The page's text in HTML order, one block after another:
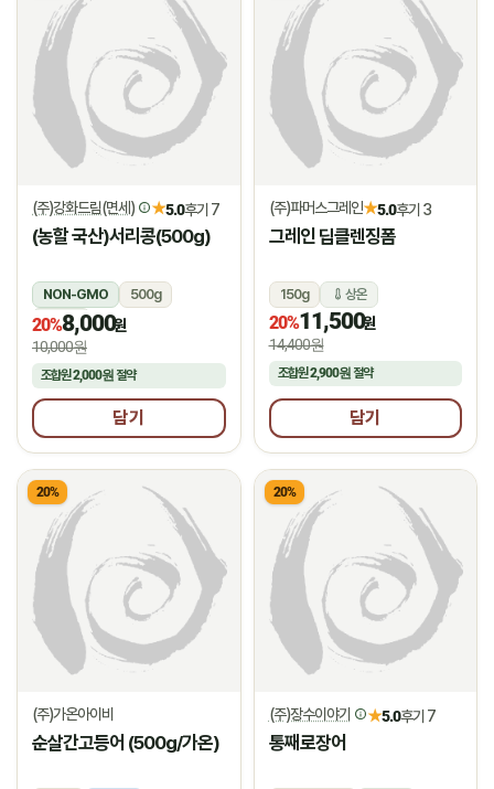
(주)강화드림(면세) ★5.0후기 7
(농할 국산)서리콩(500g)
NON-GMO
500g
상온
20%8,000원
10,000원
조합원2,000원 절약
담기
(주)파머스그레인★5.0후기 3
그레인 딥클렌징폼
150g 상온
20%11,500원
14,400원
조합원2,900원절약
담기
20%
(주)가온아이비
순살간고등어 (500g/가온)
20%
(주)장수이야기 ★5.0후기 7
통째로장어